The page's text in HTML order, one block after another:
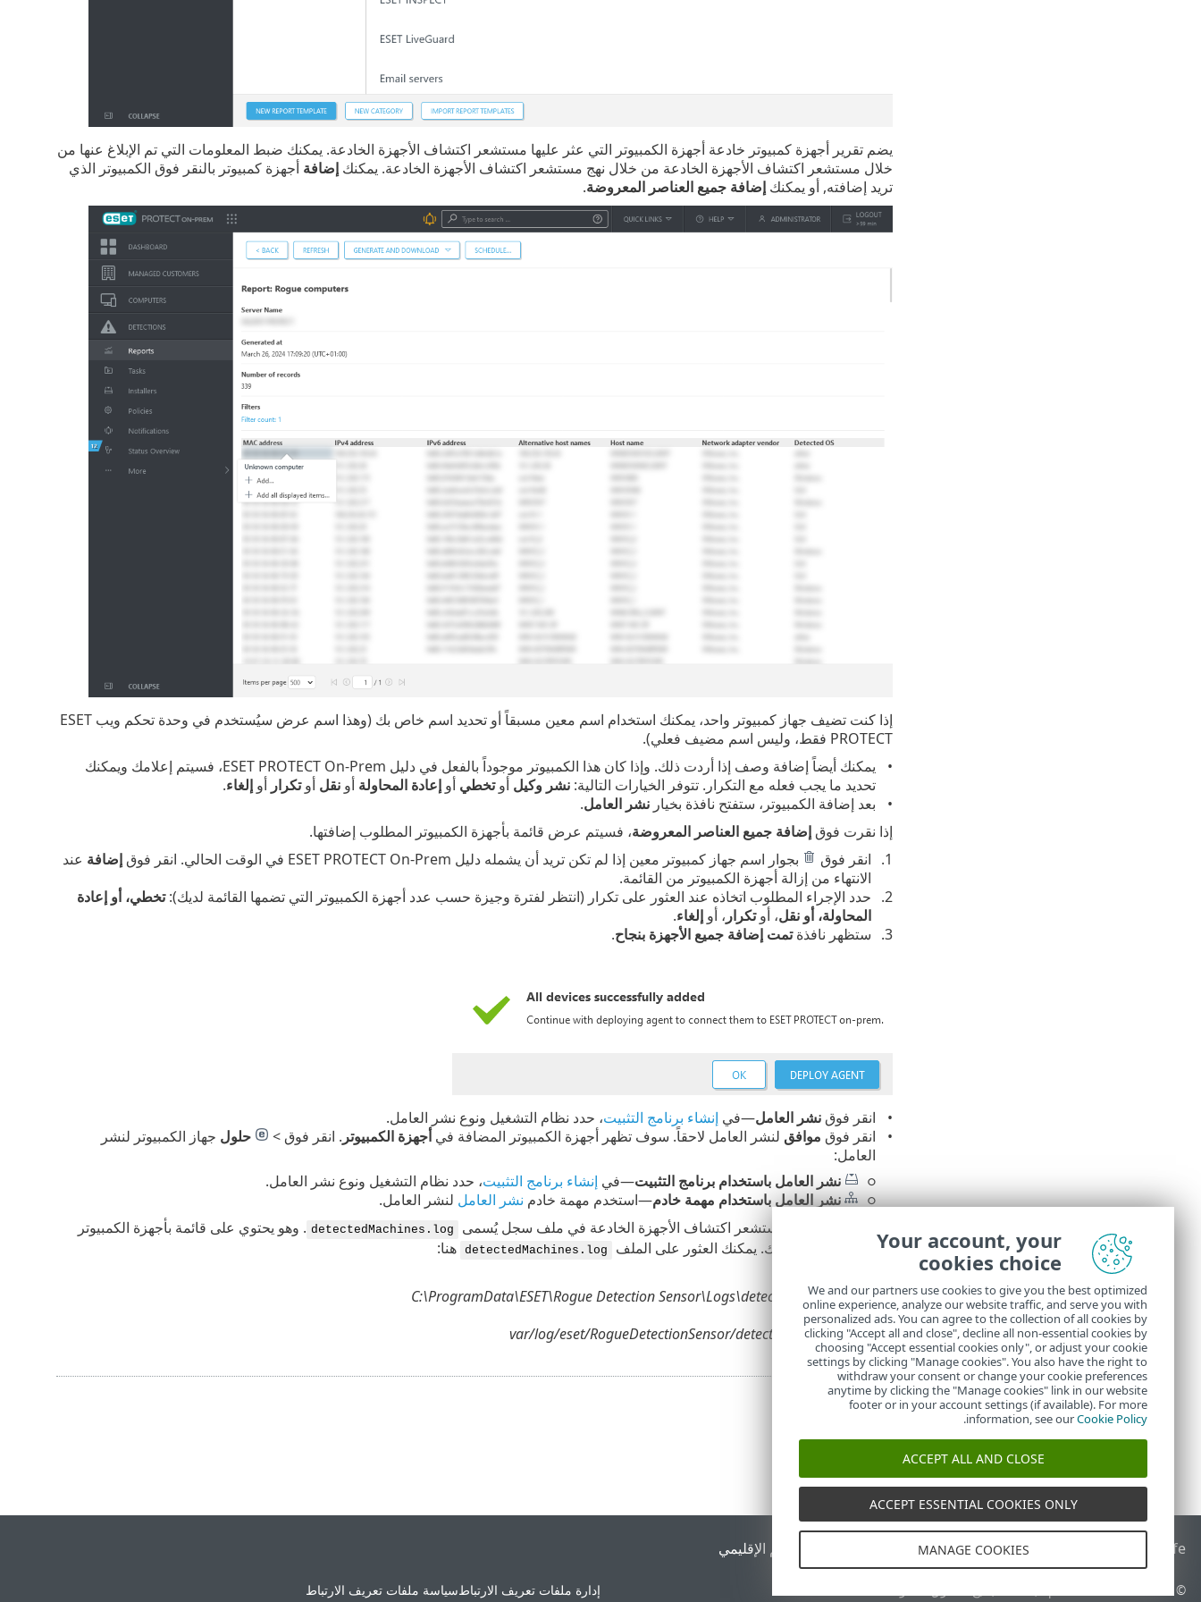
يضم تقرير أجهزة كمبيوتر خادعة أجهزة الكمبيوتر التي عثر عليها مستشعر اكتشاف الأجهزة الخادعة. يمكنك ضبط المعلومات التي تم الإبلاغ عنها من
خلال مستشعر اكتشاف الأجهزة الخادعة من خلال نهج مستشعر اكتشاف الأجهزة الخادعة. يمكنك إضافة أجهزة كمبيوتر بالنقر فوق الكمبيوتر الذي
تريد إضافته, أو يمكنك إضافة جميع العناصر المعروضة.
إذا كنت تضيف جهاز كمبيوتر واحد، يمكنك استخدام اسم معين مسبقاً أو تحديد اسم خاص بك (وهذا اسم عرض سيُستخدم في وحدة تحكم ويب ESET
PROTECT فقط، وليس اسم مضيف فعلي).
يمكنك أيضاً إضافة وصف إذا أردت ذلك. وإذا كان هذا الكمبيوتر موجوداً بالفعل في دليل ESET PROTECT On-Prem، فسيتم إعلامك ويمكنك
تحديد ما يجب فعله مع التكرار. تتوفر الخيارات التالية: نشر وكيل أوتخطي أو إعادة المحاولة أو نقل أوتكرار أو إلغاء.
بعد إضافة الكمبيوتر، ستفتح نافذة بخيار نشر العامل.
إذا نقرت فوقإضافة جميع العناصر المعروضة، فسيتم عرض قائمة بأجهزة الكمبيوتر المطلوب إضافتها.
انقر فوق
بجوار اسم جهاز كمبيوتر معين إذا لم تكن تريد أن يشمله دليل ESET PROTECT On-Prem في الوقت الحالي. انقر فوق إضافة عند
الانتهاء من إزالة أجهزة الكمبيوتر من القائمة.
حدد الإجراء المطلوب اتخاذه عند العثور على تكرار (انتظر لفترة وجيزة حسب عدد أجهزة الكمبيوتر التي تضمها القائمة لديك):تخطي، أو إعادة
المحاولة، أو نقل، أوتكرار ، أو إلغاء.
ستظهر نافذةتمت إضافة جميع الأجهزة بنجاح.
انقر فوقنشر العامل—في إنشاء برنامج التثبيت، حدد نظام التشغيل ونوع نشر العامل.
انقر فوق موافق لنشر العامل لاحقاً. سوف تظهر أجهزة الكمبيوتر المضافة فيأجهزة الكمبيوتر . انقر فوق > حلول جهاز الكمبيوتر لنشر
العامل:
نشر العامل باستخدام برنامج التثبيت—في إنشاء برنامج التثبيت، حدد نظام التشغيل ونوع نشر العامل.
نشر العامل باستخدام مهمة خادم—استخدم مهمة خادم نشر العامل لنشر العامل.
تُسجل نتائج فحص مستشعر اكتشاف الأجهزة الخادعة في ملف سجل يُسمى
detectedMachines.log . وهو يحتوي على قائمة بأجهزة الكمبيوتر
المكتشفة على شبكتك. يمكنك العثور على الملف
detectedMachines.log
هنا:
C:\ProgramData\ESET\Rogue Detection Sensor\Logs\detectedMachines.log
Linux
/var/log/eset/RogueDetectionSensor/detectedMachines.log
End of Life منتدى ESET ESET Status Portal الدعم الإقليمي
© 1992 - 2026 ESET, spol. s r.o.‎ - جميع الحقوق محفوظة. إدارة ملفات تعريف الارتباطسياسة ملفات تعريف الارتباط
Your account, your
cookies choice
We and our partners use cookies to give you the best optimized
online experience, analyze our website traffic, and serve you with
personalized ads. You can agree to the collection of all cookies by
clicking "Accept all and close", decline all non-essential cookies by
choosing "Accept essential cookies only", or adjust your cookie
settings by clicking "Manage cookies". You also have the right to
withdraw your consent or change your cookie preferences
anytime by clicking the "Manage cookies" link in our website
footer or in your account settings (if available). For more
information, see ourCookie Policy
.
ACCEPT ALL AND CLOSE
ACCEPT ESSENTIAL COOKIES ONLY
MANAGE COOKIES